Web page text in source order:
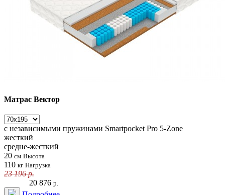
Матрас Вектор
с независимыми пружинами Smartpocket Pro 5-Zone
жесткий
средне-жесткий
20 см Высота
110 кг Нагрузка
23 196р.
20 876 р.